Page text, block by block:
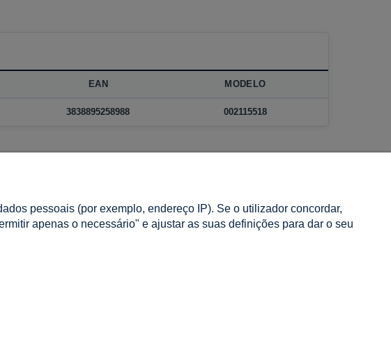
EAN MODELO
3838895258988 002115518
Sobre nós
Contacto
pessoais (por exemplo, endereço IP). Se o utilizador concordar,
apenas o necessário" e ajustar as suas definições para dar o seu